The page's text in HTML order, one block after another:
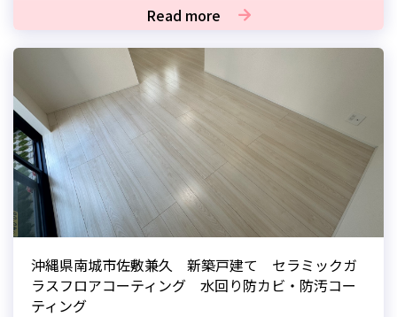
Read more
沖縄県南城市佐敷兼久 新築戸建て セラミックガ
ラスフロアコーティング 水回り防カビ・防汚コー
ティング